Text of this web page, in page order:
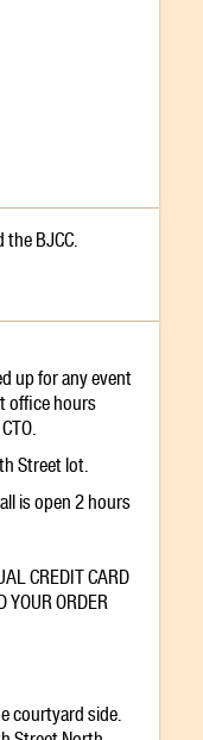
BJCC.
up for any event
office hours
Street lot.
is open 2 hours
CREDIT CARD
YOUR ORDER
courtyard side.